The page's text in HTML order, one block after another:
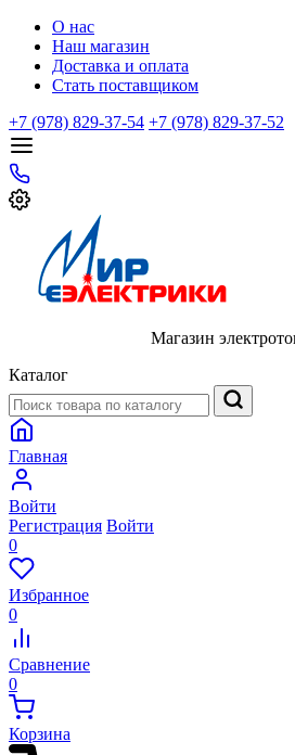
О нас
Наш магазин
Доставка и оплата
Стать поставщиком
+7 (978) 829-37-54 +7 (978) 829-37-52
Магазин
Каталог
Главная
Войти
Регистрация Войти
0
Избранное
0
Сравнение
0
Корзина